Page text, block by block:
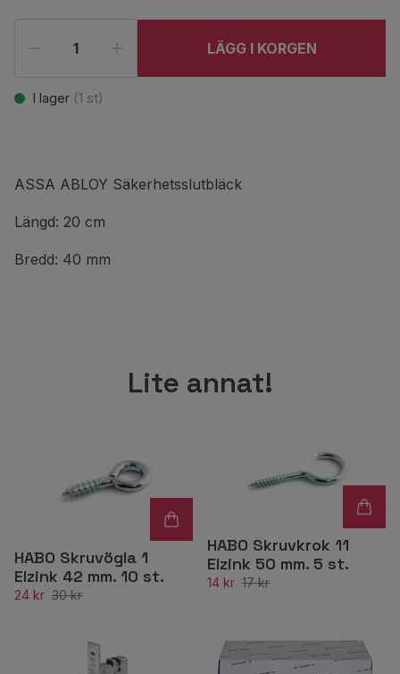
LÄGG I KORGEN
I lager (1 st)
ASSA ABLOY Säkerhetsslutbläck
Längd: 20 cm
Bredd: 40 mm
Lite annat!
HABO Skruvögla 1
Elzink 42 mm. 10 st.
24 kr 30 kr
HABO Skruvkrok 11
Elzink 50 mm. 5 st.
14 kr 17 kr